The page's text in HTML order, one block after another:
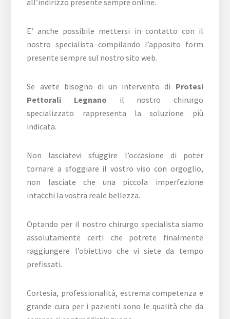
E’ anche possibile mettersi in contatto con il
nostro specialista compilando l’apposito form
presente sempre sul nostro sito web.
Se avete bisogno di un intervento di Protesi
Pettorali Legnano il nostro chirurgo
specializzato rappresenta la soluzione più
indicata.
Non lasciatevi sfuggire l’occasione di poter
tornare a sfoggiare il vostro viso con orgoglio,
non lasciate che una piccola imperfezione
intacchi la vostra reale bellezza.
Optando per il nostro chirurgo specialista siamo
assolutamente certi che potrete finalmente
raggiungere l’obiettivo che vi siete da tempo
prefissati.
Cortesia, professionalità, estrema competenza e
grande cura per i pazienti sono le qualità che da